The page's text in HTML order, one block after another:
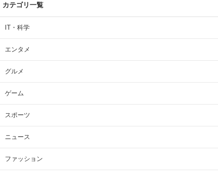
カテゴリ一覧
IT・科学
エンタメ
グルメ
ゲーム
スポーツ
ニュース
ファッション